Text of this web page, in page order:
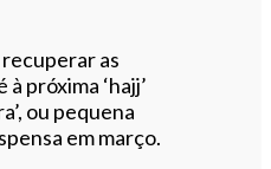
as
próxima ‘hajj’
ou pequena
em março.